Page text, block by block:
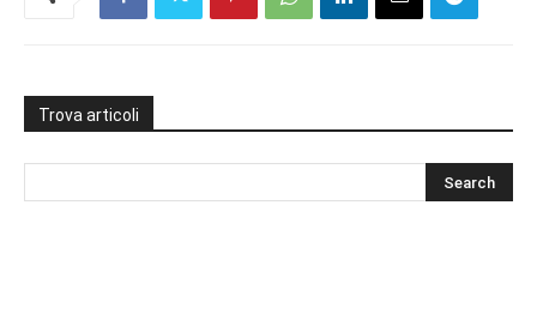
Trova articoli